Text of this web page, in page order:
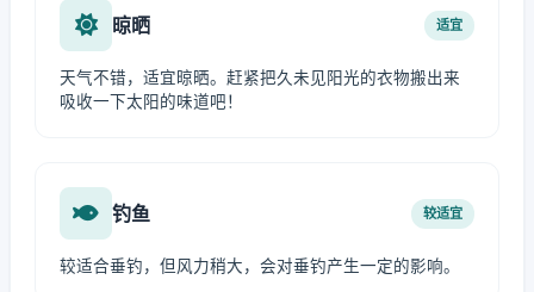
晾晒 适宜
天气不错，适宜晾晒。赶紧把久未见阳光的衣物搬出来
吸收一下太阳的味道吧！
钓鱼 较适宜
较适合垂钓，但风力稍大，会对垂钓产生一定的影响。